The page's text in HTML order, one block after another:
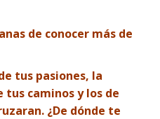
de conocer más de
tus pasiones, la
tus caminos y los de
¿De dónde te